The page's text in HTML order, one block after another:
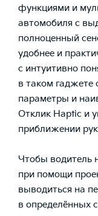
функциями и
автомобиля с
полноценный
удобнее и
с интуитивно
в таком гаджете
параметры и
Отклик Haptic и
приближении
Чтобы водитель
при помощи
выводиться на
в определённых